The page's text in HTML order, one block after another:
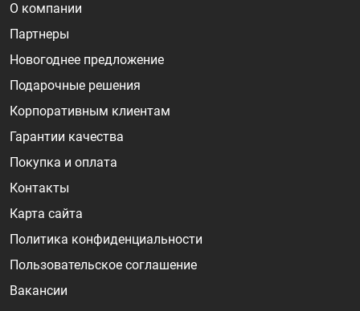
О компании
Партнеры
Новогоднее предложение
Подарочные решения
Корпоративным клиентам
Гарантии качества
Покупка и оплата
Контакты
Карта сайта
Политика конфиденциальности
Пользовательское соглашение
Вакансии